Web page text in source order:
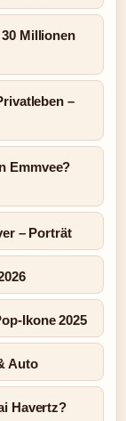
Millionen
–
Emmvee?
– Porträt
Ikone 2025
Auto
Havertz?